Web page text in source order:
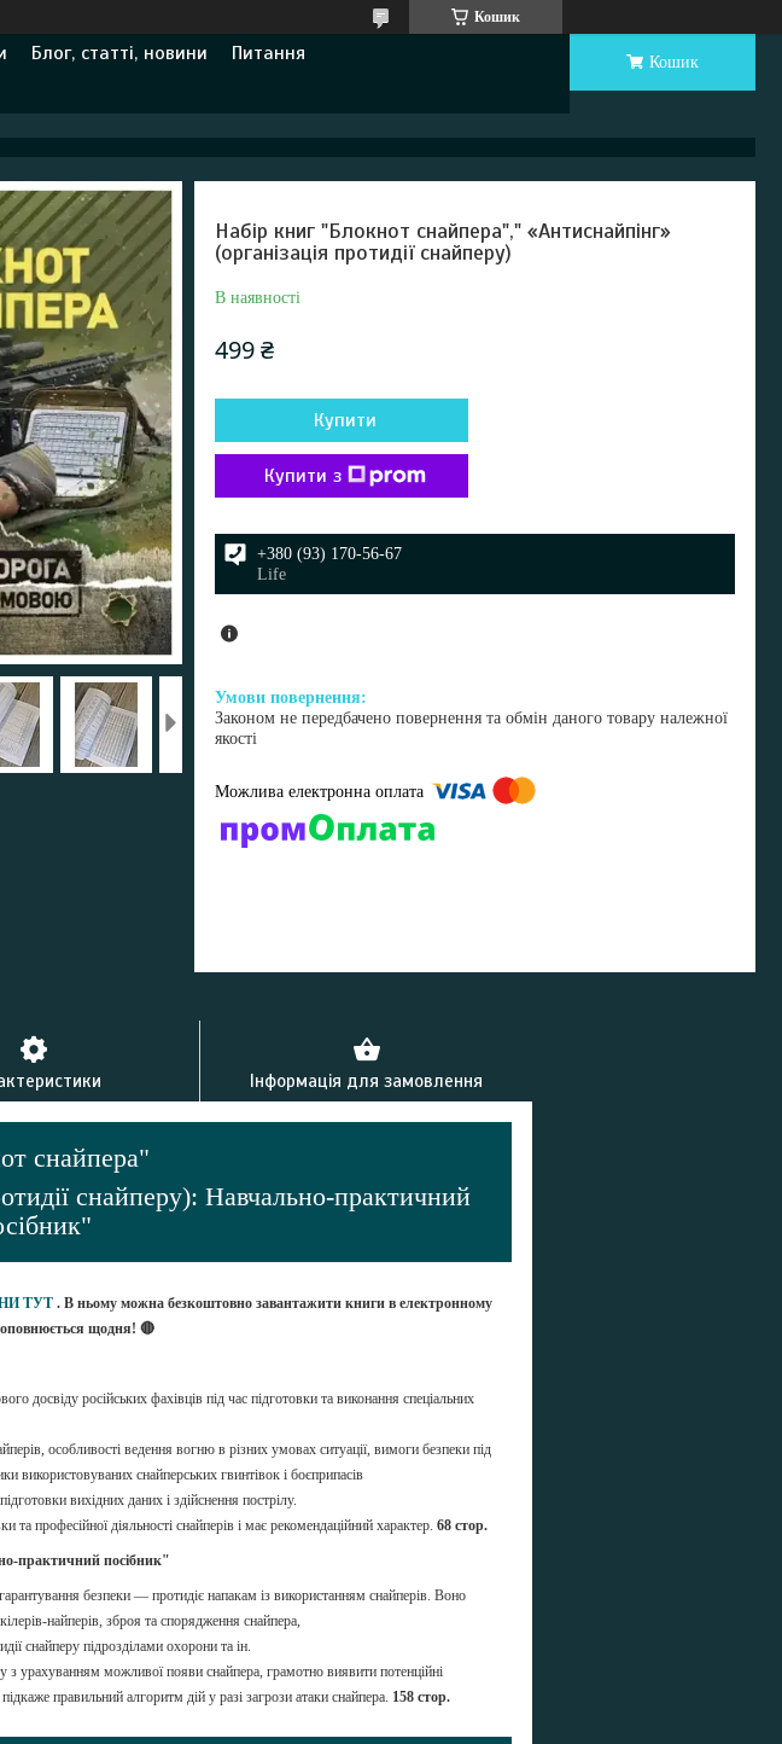
Кошик
Блог, статті, новини
Питання
Кошик
Набір книг "Блокнот снайпера"," «Антиснайпінг»
(організація протидії снайперу)
В наявності
499 ₴
Купити
Купити з
+380 (93) 170-56-67
Life
Законом не передбачено повернення та обмін даного товару належної
якості
Інформація для замовлення
снайпера"
снайперу): Навчально-практичний
ТУТ . В ньому можна безкоштовно завантажити книги в електронному
щодня! 🔴
досвіду російських фахівців під час підготовки та виконання спеціальних
особливості ведення вогню в різних умовах ситуації, вимоги безпеки під
використовуваних снайперських гвинтівок і боєприпасів
вихідних даних і здійснення пострілу.
професійної діяльності снайперів і має рекомендаційний характер. 68 стор.
практичний посібник"
безпеки — протидіє напакам із використанням снайперів. Воно
найперів, зброя та спорядження снайпера,
снайперу підрозділами охорони та ін.
з урахуванням можливої появи снайпера, грамотно виявити потенційні
правильний алгоритм дій у разі загрози атаки снайпера. 158 стор.